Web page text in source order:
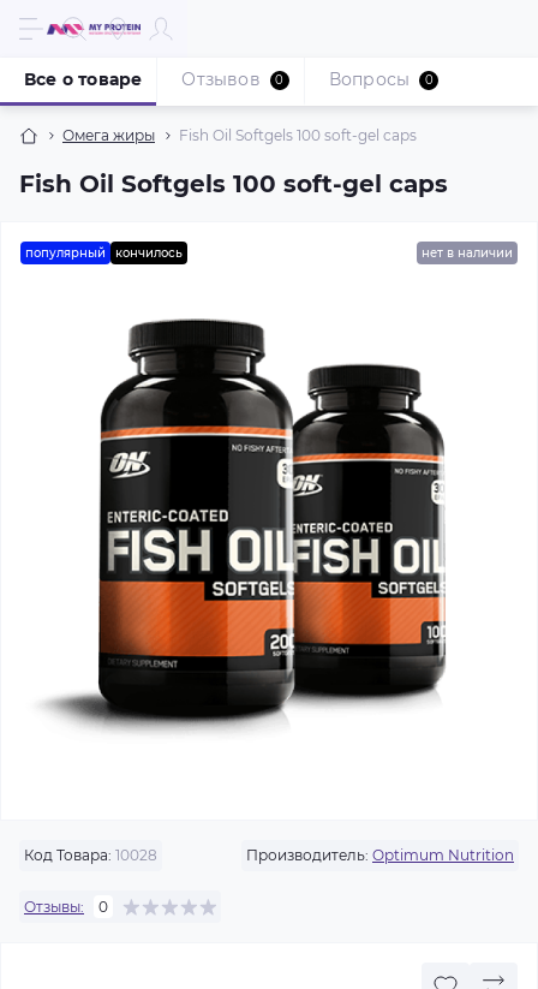
Омега жиры Fish Oil Softgels 100 soft-gel caps
Fish Oil Softgels 100 soft-gel caps
Все о товаре Отзывов 0 Вопросы 0
популярный кончилось нет в наличии
Код Товара: 10028 Производитель: Optimum Nutrition
Отзывы: 0